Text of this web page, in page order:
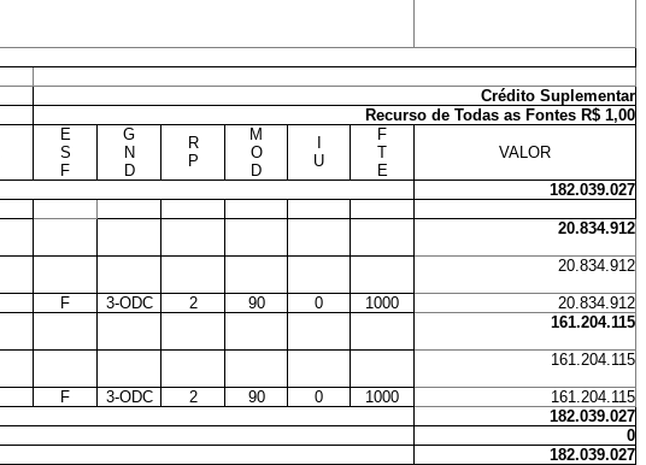
Crédito Suplementar
Recurso de Todas as Fontes R$ 1,00
E
S
F
G
N
D
R
P
M
O
D
U
F
T
E
VALOR
182.039.027
20.834.912
20.834.912
F 3-ODC 2 90 0 1000
20.834.912
161.204.115
161.204.115
F 3-ODC 2 90 0 1000
161.204.115
182.039.027
0
182.039.027